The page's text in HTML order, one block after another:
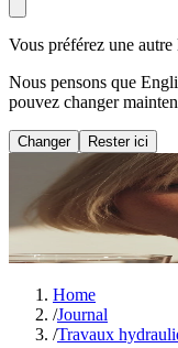
Vous préférez une autre
Nous pensons que
pouvez changer
Changer Rester ici
Home
/Journal
/Travaux